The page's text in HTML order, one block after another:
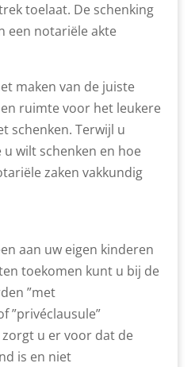
toelaat. De schenking
een notariële akte
maken van de juiste
ruimte voor het leukere
schenken. Terwijl u
wilt schenken en hoe
zaken vakkundig
aan uw eigen kinderen
toekomen kunt u bij de
”met
”privéclausule”
u er voor dat de
is en niet